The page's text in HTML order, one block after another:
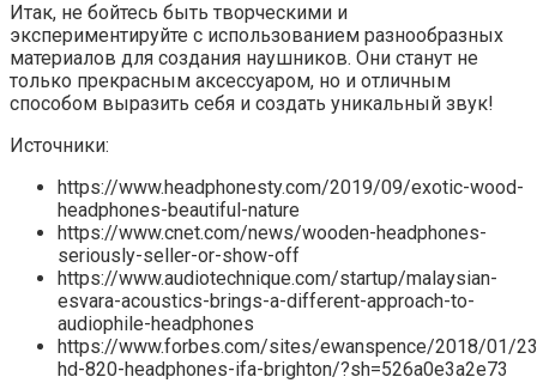
Итак, не бойтесь быть творческими и
экспериментируйте с использованием разнообразных
материалов для создания наушников. Они станут не
только прекрасным аксессуаром, но и отличным
способом выразить себя и создать уникальный звук!
Источники:
https://www.headphonesty.com/2019/09/exotic-wood-
headphones-beautiful-nature
https://www.cnet.com/news/wooden-headphones-
seriously-seller-or-show-off
https://www.audiotechnique.com/startup/malaysian-
esvara-acoustics-brings-a-different-approach-to-
audiophile-headphones
https://www.forbes.com/sites/ewanspence/2018/01/
hd-820-headphones-ifa-brighton/?sh=526a0e3a2e73